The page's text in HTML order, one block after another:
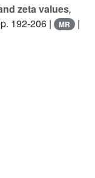
zeta values,
192-206 | MR |